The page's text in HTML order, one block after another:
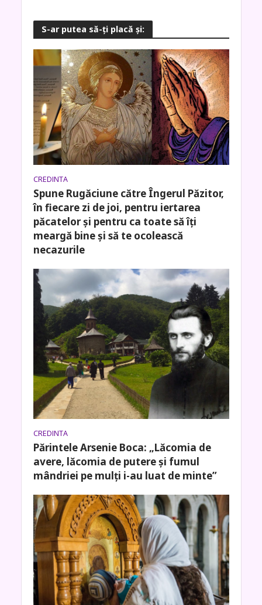
S-ar putea să-ţi placă şi:
CREDINTA
Spune Rugăciune către Îngerul Păzitor,
în fiecare zi de joi, pentru iertarea
păcatelor și pentru ca toate să îți
meargă bine și să te ocolească
necazurile
CREDINTA
Părintele Arsenie Boca: „Lăcomia de
avere, lăcomia de putere şi fumul
mândriei pe mulţi i-au luat de minte”